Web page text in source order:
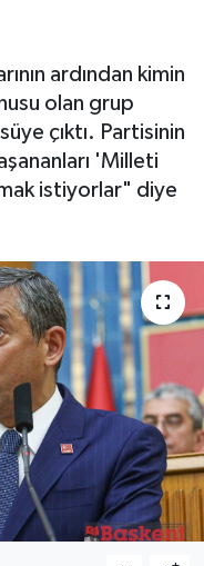
ardından kimin
olan grup
çıktı. Partisinin
'Milleti
istiyorlar" diye